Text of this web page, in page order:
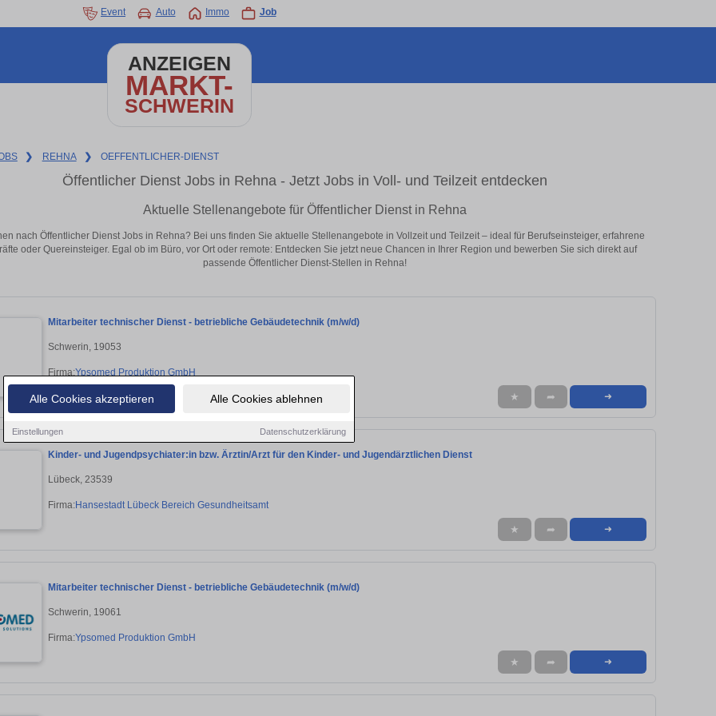
Alle Cookies akzeptieren Alle Cookies ablehnen
Einstellungen Datenschutzerklärung
Event Auto Immo Job
ANZEIGEN
MARKT-
SCHWERIN
❯ REHNA ❯ OEFFENTLICHER-DIENST
Öffentlicher Dienst Jobs in Rehna - Jetzt Jobs in Voll- und Teilzeit entdecken
Aktuelle Stellenangebote für Öffentlicher Dienst in Rehna
nach Öffentlicher Dienst Jobs in Rehna? Bei uns finden Sie aktuelle Stellenangebote in Vollzeit und Teilzeit – ideal für Berufseinsteiger, erfahrene
oder Quereinsteiger. Egal ob im Büro, vor Ort oder remote: Entdecken Sie jetzt neue Chancen in Ihrer Region und bewerben Sie sich direkt auf
passende Öffentlicher Dienst-Stellen in Rehna!
Mitarbeiter technischer Dienst - betriebliche Gebäudetechnik (m/w/d)
Schwerin, 19053
Firma:Ypsomed Produktion GmbH
★ ➦ ➜
Kinder- und Jugendpsychiater:in bzw. Ärztin/Arzt für den Kinder- und Jugendärztlichen Dienst
Lübeck, 23539
Firma:Hansestadt Lübeck Bereich Gesundheitsamt
★ ➦ ➜
Mitarbeiter technischer Dienst - betriebliche Gebäudetechnik (m/w/d)
Schwerin, 19061
Firma:Ypsomed Produktion GmbH
★ ➦ ➜